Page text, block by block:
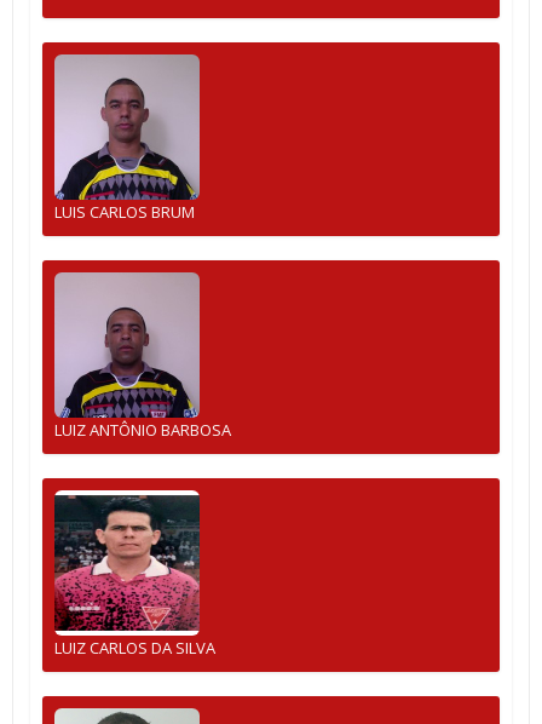
LUIS CARLOS BRUM
LUIZ ANTÔNIO BARBOSA
LUIZ CARLOS DA SILVA